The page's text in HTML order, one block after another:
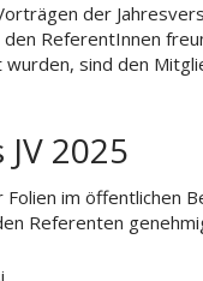
der
ReferentInnen
sind den
2025
Folien im öffentlichen
Referenten